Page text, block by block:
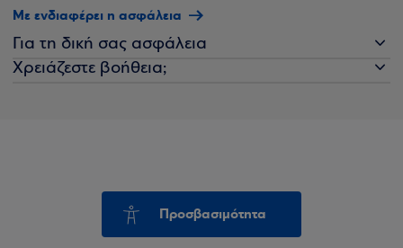
Με ενδιαφέρει η ασφάλεια
Για τη δική σας ασφάλεια
Χρειάζεστε βοήθεια;
Προσβασιμότητα